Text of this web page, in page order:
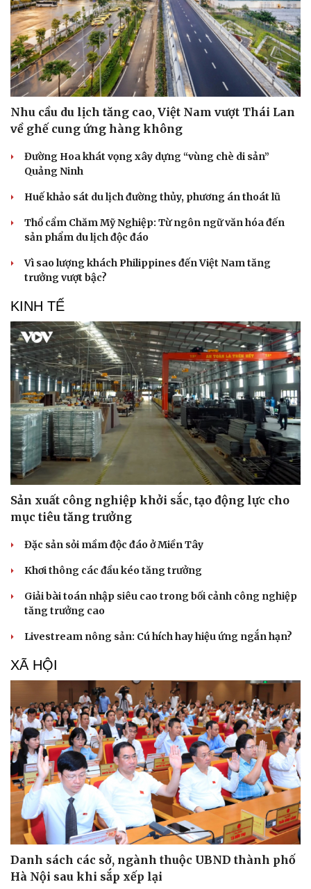
Tư vấn
Săn Tour
check-in
Câu chuyện thời sự
Đọc truyện đêm khuya
Cửa sổ tình yêu
Hạt giống tâm hồn
Nhu cầu du lịch tăng cao, Việt Nam vượt Thái Lan
về ghế cung ứng hàng không
Đường Hoa khát vọng xây dựng “vùng chè di sản”
Quảng Ninh
Huế khảo sát du lịch đường thủy, phương án thoát lũ
Thổ cẩm Chăm Mỹ Nghiệp: Từ ngôn ngữ văn hóa đến
sản phẩm du lịch độc đáo
Vì sao lượng khách Philippines đến Việt Nam tăng
trưởng vượt bậc?
KINH TẾ
Sản xuất công nghiệp khởi sắc, tạo động lực cho
mục tiêu tăng trưởng
Đặc sản sỏi mầm độc đáo ở Miền Tây
Khơi thông các đầu kéo tăng trưởng
Giải bài toán nhập siêu cao trong bối cảnh công nghiệp
tăng trưởng cao
Livestream nông sản: Cú hích hay hiệu ứng ngắn hạn?
XÃ HỘI
Danh sách các sở, ngành thuộc UBND thành phố
Hà Nội sau khi sắp xếp lại